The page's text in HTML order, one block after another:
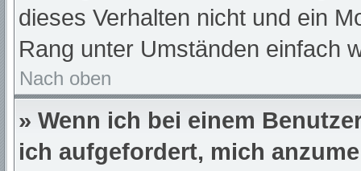
dieses Verhalten nicht und ein
Rang unter Umständen einfach
Nach oben
» Wenn ich bei einem
ich aufgefordert, mich